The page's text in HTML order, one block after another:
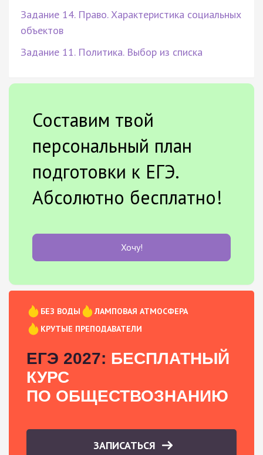
Задание 14. Право. Характеристика социальных
объектов
Задание 11. Политика. Выбор из списка
Составим твой
персональный план
подготовки к ЕГЭ.
Абсолютно бесплатно!
Хочу!
БЕЗ ВОДЫ
ЛАМПОВАЯ АТМОСФЕРА
КРУТЫЕ ПРЕПОДАВАТЕЛИ
ЕГЭ 2027: БЕСПЛАТНЫЙ
КУРС
ПО ОБЩЕСТВОЗНАНИЮ
ЗАПИСАТЬСЯ